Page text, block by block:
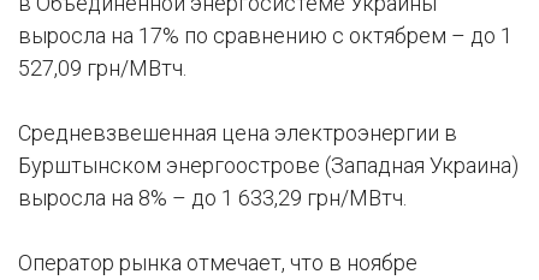
выросла на 17% по сравнению с октябрем – до 1
527,09 грн/МВтч.
Средневзвешенная цена электроэнергии в
Бурштынском энергоострове (Западная Украина)
выросла на 8% – до 1 633,29 грн/МВтч.
Оператор рынка отмечает, что в ноябре